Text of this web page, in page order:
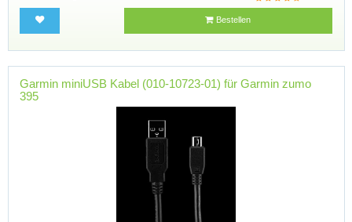
Bestellen
Garmin miniUSB Kabel (010-10723-01) für Garmin zumo
395